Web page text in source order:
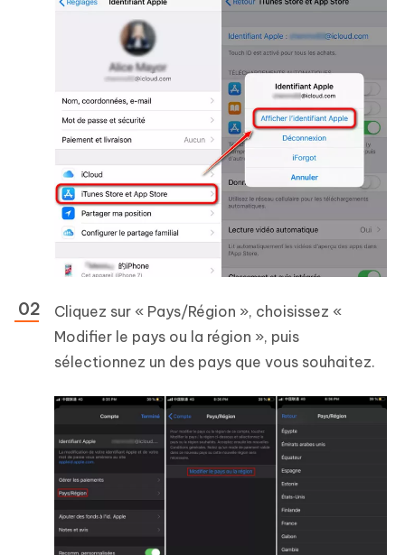
Cliquez sur « Pays/Région », choisissez «
Modifier le pays ou la région », puis
sélectionnez un des pays que vous souhaitez.